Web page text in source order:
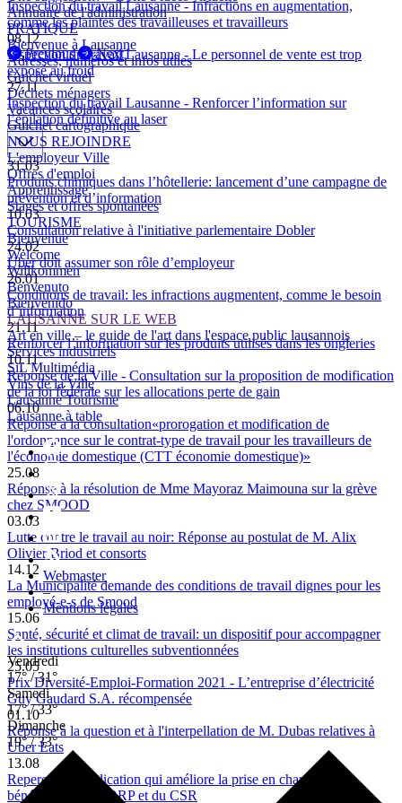
Previous Next
Inspection du travail Lausanne - Infractions en augmentation,
comme les plaintes des travailleuses et travailleurs
08.12
Inspection du travail Lausanne - Le personnel de vente est trop
exposé au froid
27.11
Inspection du travail Lausanne - Renforcer l’information sur
l’épilation définitive au laser
31.03
Produits chimiques dans l’hôtellerie: lancement d’une campagne de
prévention et d’information
10.03
Consultation relative à l'initiative parlementaire Dobler
24.02
Uber doit assumer son rôle d’employeur
26.01
Conditions de travail: les infractions augmentent, comme le besoin
d’information
21.11
Renforcer l’information sur les produits utilisés dans les ongleries
10.11
Réponse de la Ville - Consultation sur la proposition de modification
de la loi fédérale sur les allocations perte de gain
06.10
Réponse à la consultation«prorogation et modification de
l'ordonnance sur le contrat-type de travail pour les travailleurs de
l'économie domestique (CTT économie domestique)»
25.08
Réponse à la résolution de Mme Mayoraz Maimouna sur la grève
chez SMOOD
03.03
Lutte contre le travail au noir: Réponse au postulat de M. Alix
Olivier Briod et consorts
14.12
La Municipalité demande des conditions de travail dignes pour les
employé-e-s de Smood
15.06
Santé, sécurité et climat de travail: un dispositif pour accompagner
les institutions culturelles subventionnées
25.05
Prix Diversité-Emploi-Formation 2021 - L’entreprise d’électricité
Guy Gaudard S.A. récompensée
01.10
Réponse à la question et à l'interpellation de M. Dubas relatives à
Uber Eats
13.08
Repere, une application qui améliore la prise en charge des
bénéficiaires de l’ORP et du CSR
Annuaire de l'administration
PRATIQUE
Bienvenue à Lausanne
Adresses, numéros et infos utiles
Guichet virtuel
Déchets ménagers
Vacances scolaires
Guichet cartographique
NOUS REJOINDRE
L'employeur Ville
Offres d'emploi
Apprentissage
Stages et offres spontanées
TOURISME
Bienvenue
Welcome
Willkommen
Benvenuto
Bienvenido
LAUSANNE SUR LE WEB
Art en ville – le guide de l'art dans l'espace public lausannois
Services industriels
SiL Multimédia
Vins de la Ville
Lausanne Tourisme
Lausanne à table
Webmaster
–
Mentions légales
Vendredi
17° / 31°
Samedi
17° / 33°
Dimanche
19° / 33°